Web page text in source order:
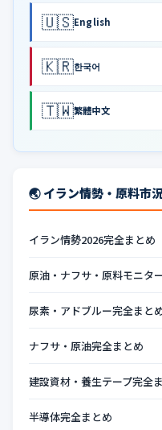
🇺🇸English
🇰🇷한국어
🇹🇼繁體中文
🌏 イラン情勢・原料市
イラン情勢2026完全まとめ
原油・ナフサ・原料モニタ
尿素・アドブルー完全まと
ナフサ・原油完全まとめ
建設資材・養生テープ完全
半導体完全まとめ